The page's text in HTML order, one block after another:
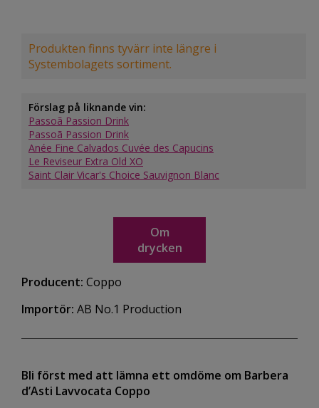
Produkten finns tyvärr inte längre i
Systembolagets sortiment.
Förslag på liknande vin:
Passoã Passion Drink
Passoã Passion Drink
Anée Fine Calvados Cuvée des Capucins
Le Reviseur Extra Old XO
Saint Clair Vicar's Choice Sauvignon Blanc
Om
drycken
Producent: Coppo
Importör: AB No.1 Production
Bli först med att lämna ett omdöme om Barbera
d’Asti Lavvocata Coppo